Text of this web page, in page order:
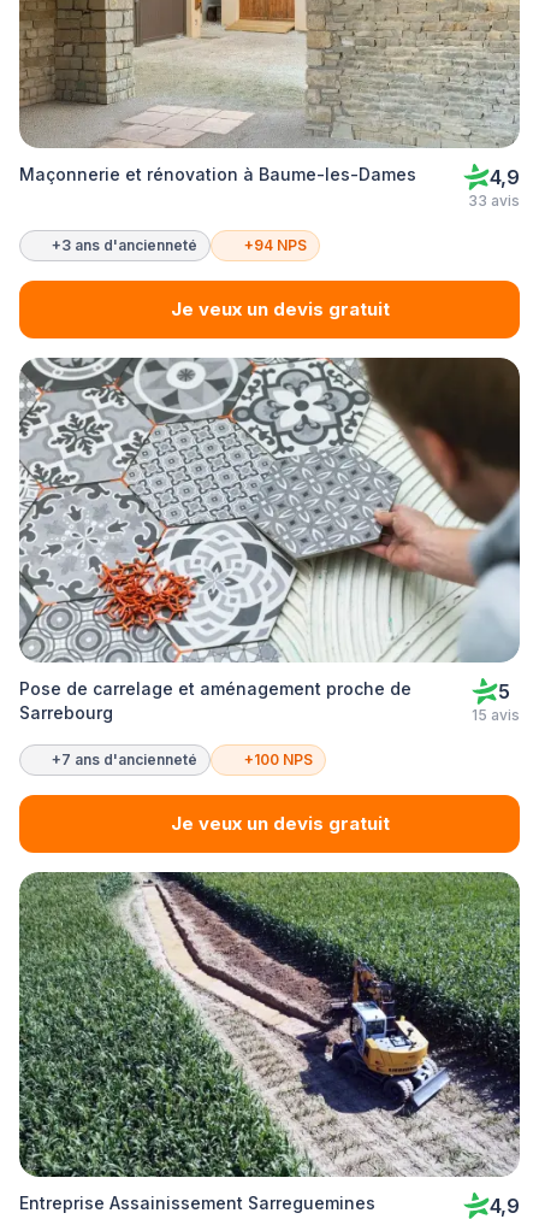
Maçonnerie et rénovation à Baume-les-Dames 4,9
33 avis
+3 ans d'ancienneté +94 NPS
Je veux un devis gratuit
Pose de carrelage et aménagement proche de
Sarrebourg
5
15 avis
+7 ans d'ancienneté +100 NPS
Je veux un devis gratuit
Entreprise Assainissement Sarreguemines 4,9